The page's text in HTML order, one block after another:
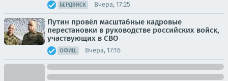
БЕРДЯНСК Вчера, 17:25
Путин провёл масштабные кадровые
перестановки в руководстве российских войск,
участвующих в СВО
ОФИЦ. Вчера, 17:16